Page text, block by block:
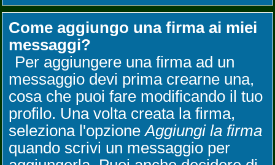
Come aggiungo una firma ai miei
messaggi?
Per aggiungere una firma ad un
messaggio devi prima crearne una,
cosa che puoi fare modificando il tuo
profilo. Una volta creata la firma,
seleziona l'opzioneAggiungi la firma
quando scrivi un messaggio per